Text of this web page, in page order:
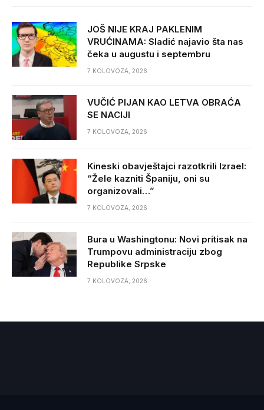
JOŠ NIJE KRAJ PAKLENIM
VRUĆINAMA: Sladić najavio šta nas
čeka u augustu i septembru
7 KOLOVOZA, 2026
VUČIĆ PIJAN KAO LETVA OBRAĆA
SE NACIJI
7 KOLOVOZA, 2026
Kineski obavještajci razotkrili Izrael:
“Žele kazniti Španiju, oni su
organizovali…”
7 KOLOVOZA, 2026
Bura u Washingtonu: Novi pritisak na
Trumpovu administraciju zbog
Republike Srpske
7 KOLOVOZA, 2026